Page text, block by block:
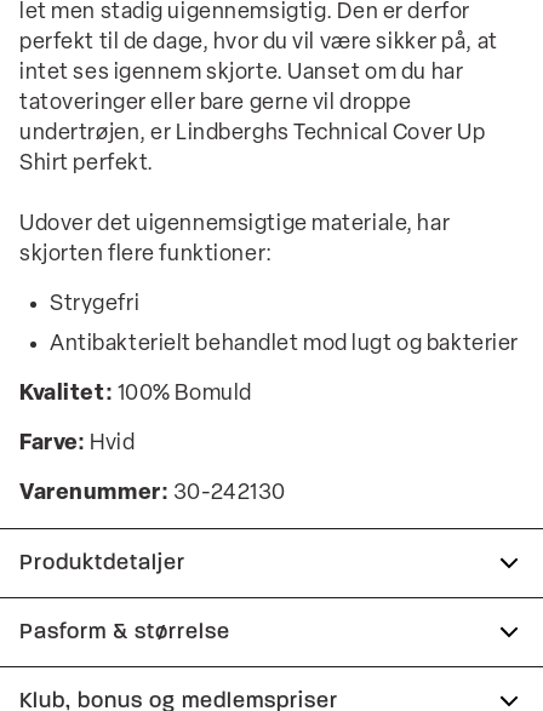
let men stadig uigennemsigtig. Den er derfor
perfekt til de dage, hvor du vil være sikker på, at
intet ses igennem skjorte. Uanset om du har
tatoveringer eller bare gerne vil droppe
undertrøjen, er Lindberghs Technical Cover Up
Shirt perfekt.
Udover det uigennemsigtige materiale, har
skjorten flere funktioner:
Strygefri
Antibakterielt behandlet mod lugt og bakterier
Kvalitet: 100% Bomuld
Farve: Hvid
Varenummer: 30-242130
Produktdetaljer
Anti-bakterielt behandlet mod lugt og
bakterier.
Fremstillet i 100% bomuld.
Pasform & størrelse
Fit:Modern fit
Klub, bonus og medlemspriser